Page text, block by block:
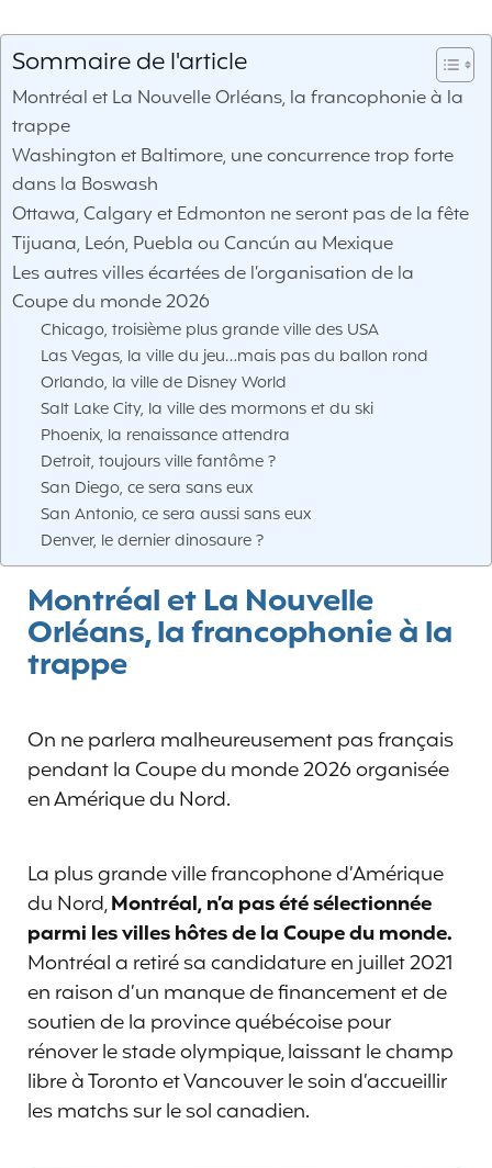
Sommaire de l'article
Montréal et La Nouvelle Orléans, la francophonie à la
trappe
Washington et Baltimore, une concurrence trop forte
dans la Boswash
Ottawa, Calgary et Edmonton ne seront pas de la fête
Tijuana, León, Puebla ou Cancún au Mexique
Les autres villes écartées de l’organisation de la
Coupe du monde 2026
Chicago, troisième plus grande ville des USA
Las Vegas, la ville du jeu…mais pas du ballon rond
Orlando, la ville de Disney World
Salt Lake City, la ville des mormons et du ski
Phoenix, la renaissance attendra
Detroit, toujours ville fantôme ?
San Diego, ce sera sans eux
San Antonio, ce sera aussi sans eux
Denver, le dernier dinosaure ?
Montréal et La Nouvelle
Orléans, la francophonie à la
trappe
On ne parlera malheureusement pas français
pendant la Coupe du monde 2026 organisée
en Amérique du Nord.
La plus grande ville francophone d’Amérique
du Nord,Montréal, n’a pas été sélectionnée
parmi les villes hôtes de la Coupe du monde.
Montréal a retiré sa candidature en juillet 2021
en raison d’un manque de financement et de
soutien de la province québécoise pour
rénover le stade olympique, laissant le champ
libre à Toronto et Vancouver le soin d’accueillir
les matchs sur le sol canadien.